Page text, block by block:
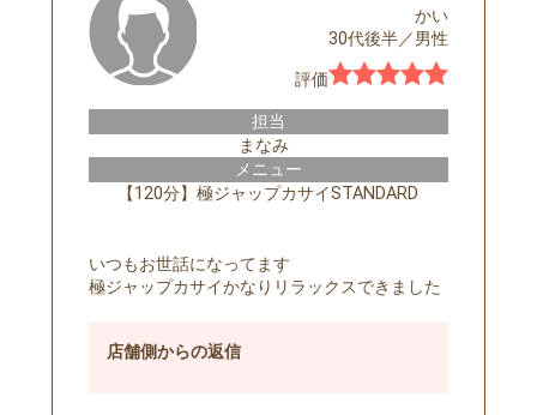
かい
30代後半／男性
評価
担当
まなみ
メニュー
【120分】極ジャップカサイSTANDARD
いつもお世話になってます
極ジャップカサイかなりリラックスできました
店舗側からの返信